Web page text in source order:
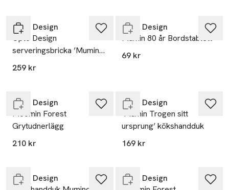
Opto Design
Opto Design
serveringsbricka ’Mumin
kram’
259 kr
Opto Design
Mumin 80 år Bordstablett
69 kr
Opto Design
Moomin Forest
Grytudnerlägg
210 kr
Opto Design
’Mumin Trogen sitt
ursprung’ kökshandduk
169 kr
Opto Design
Opto Design